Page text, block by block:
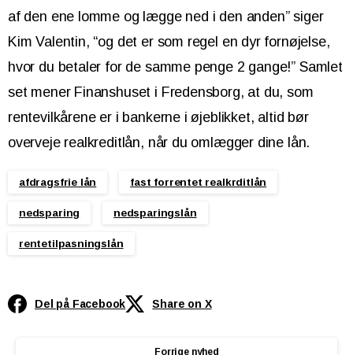
af den ene lomme og lægge ned i den anden” siger
Kim Valentin, “og det er som regel en dyr fornøjelse,
hvor du betaler for de samme penge 2 gange!” Samlet
set mener Finanshuset i Fredensborg, at du, som
rentevilkårene er i bankerne i øjeblikket, altid bør
overveje realkreditlån, når du omlægger dine lån.
afdragsfrie lån fast forrentet realkrditlån
nedsparing nedsparingslån
rentetilpasningslån
Del på Facebook Share on X
Forrige nyhed